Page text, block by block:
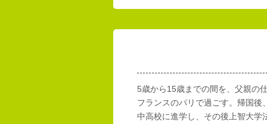
5歳から15歳までの間を、父親の
フランスのパリで過ごす。帰国後
中高校に進学し、その後上智大学